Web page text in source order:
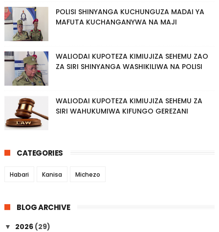
POLISI SHINYANGA KUCHUNGUZA MADAI YA
MAFUTA KUCHANGANYWA NA MAJI
WALIODAI KUPOTEZA KIMIUJIZA SEHEMU ZAO
ZA SIRI SHINYANGA WASHIKILIWA NA POLISI
WALIODAI KUPOTEZA KIMIUJIZA SEHEMU ZA
SIRI WAHUKUMIWA KIFUNGO GEREZANI
CATEGORIES
Habari Kanisa Michezo
BLOG ARCHIVE
▼ 2026 (29)